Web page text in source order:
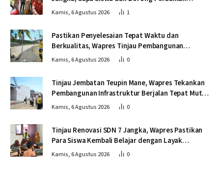
Sekolah
Kamis, 6 Agustus 2026 1
Pastikan Penyelesaian Tepat Waktu dan
Berkualitas, Wapres Tinjau Pembangunan
Jembatan Lumut
Kamis, 6 Agustus 2026 0
Tinjau Jembatan Teupin Mane, Wapres Tekankan
Pembangunan Infrastruktur Berjalan Tepat Mutu
dan Tepat Waktu
Kamis, 6 Agustus 2026 0
Tinjau Renovasi SDN 7 Jangka, Wapres Pastikan
Para Siswa Kembali Belajar dengan Layak
Pascabencana
Kamis, 6 Agustus 2026 0